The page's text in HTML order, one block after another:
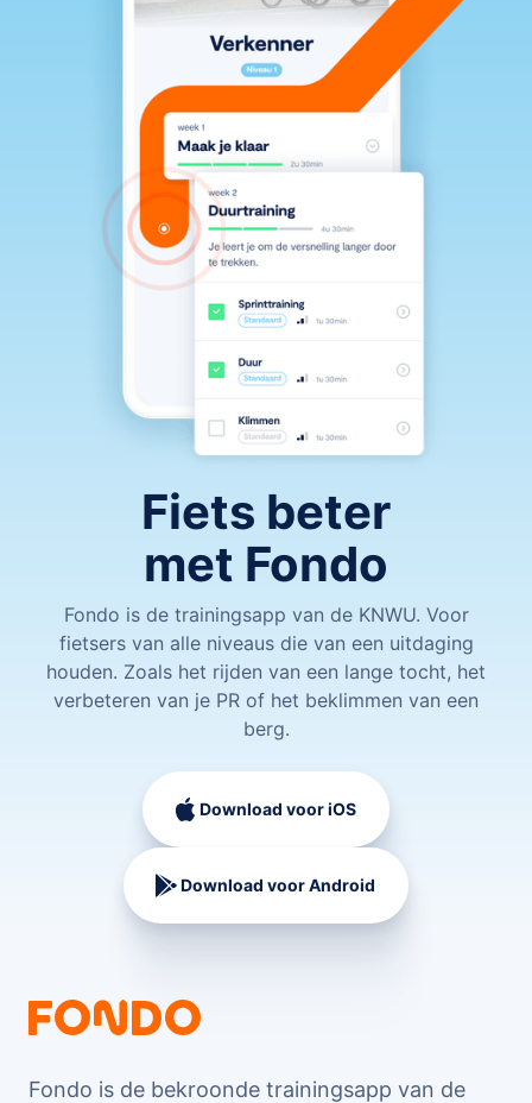
Fiets beter
met Fondo
Fondo is de trainingsapp van de KNWU. Voor
fietsers van alle niveaus die van een uitdaging
houden. Zoals het rijden van een lange tocht, het
verbeteren van je PR of het beklimmen van een
berg.
Download voor iOS
Download voor Android
Fondo is de bekroonde trainingsapp van de